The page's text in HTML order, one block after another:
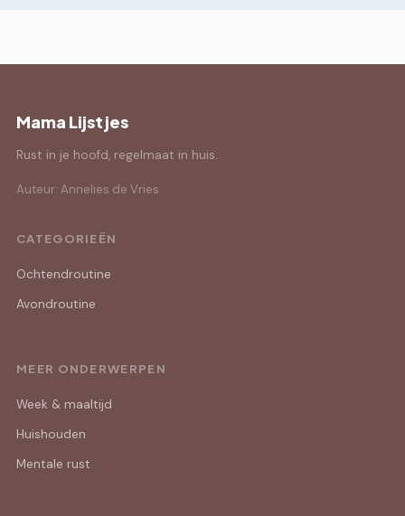
Mama Lijstjes
Rust in je hoofd, regelmaat in huis.
Auteur: Annelies de Vries
CATEGORIEËN
Ochtendroutine
Avondroutine
MEER ONDERWERPEN
Week & maaltijd
Huishouden
Mentale rust